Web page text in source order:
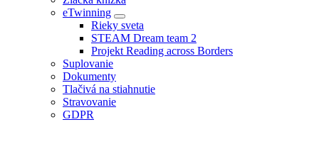
eTwinning
Rieky sveta
STEAM Dream team 2
Projekt Reading across Borders
Suplovanie
Dokumenty
Tlačivá na stiahnutie
Stravovanie
GDPR